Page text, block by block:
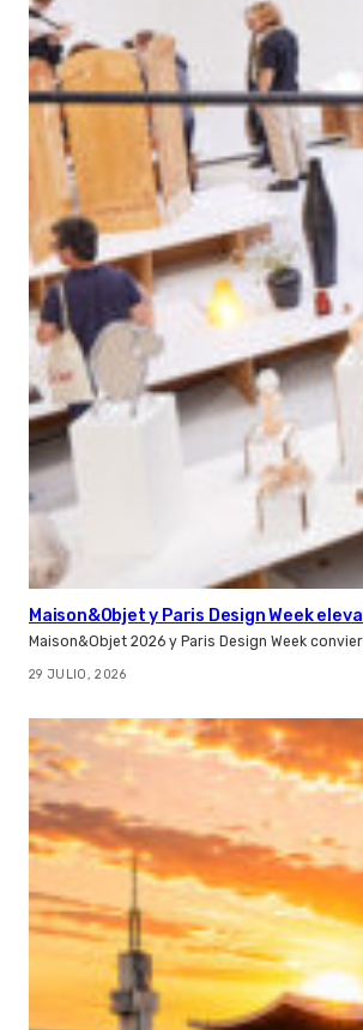
Maison&Objet y Paris Design Week
Maison&Objet 2026 y Paris Design Week
29 JULIO, 2026